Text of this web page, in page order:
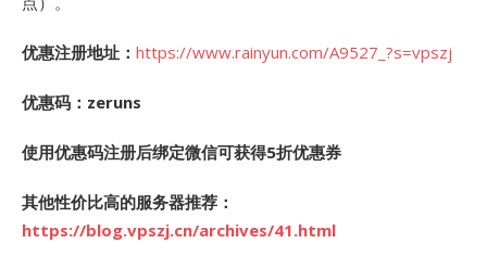
优惠注册地址： https://www.rainyun.com/A9527_?s=vpszj
优惠码：zeruns
使用优惠码注册后绑定微信可获得5折优惠券
其他性价比高的服务器推荐：
https://blog.vpszj.cn/archives/41.html